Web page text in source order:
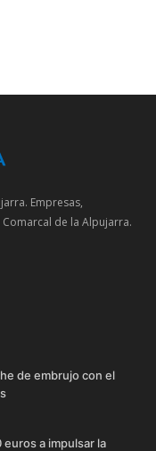
Empresas,
de la Alpujarra.
de embrujo con el
a impulsar la